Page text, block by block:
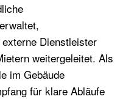
Dienstleister
weitergeleitet. Als
im Gebäude
für klare Abläufe